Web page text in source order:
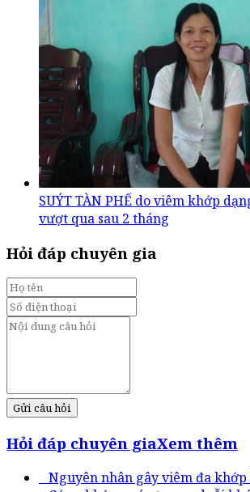
SUÝT TÀN PHẾ do viêm khớp
vượt qua sau 2 tháng
Hỏi đáp chuyên gia
Gửi câu hỏi
Hỏi đáp chuyên giaXem thêm
Nguyên nhân gây viêm đa khớp